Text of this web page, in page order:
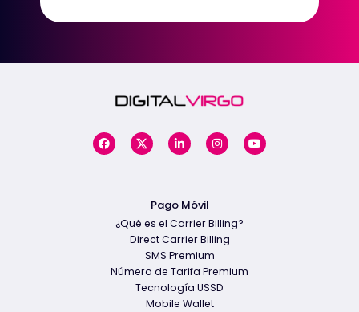
Pago Móvil
¿Qué es el Carrier Billing?
Direct Carrier Billing
SMS Premium
Número de Tarifa Premium
Tecnología USSD
Mobile Wallet